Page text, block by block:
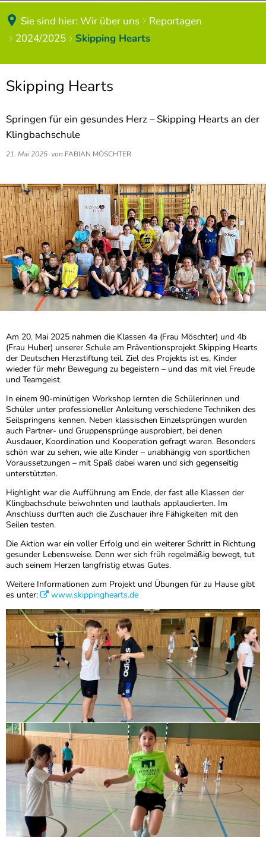
2021/2022
Forscherwerkstatt
Digitale Welt
Kooperation mit den Kitas
Gottesdienste
Zirkusprojekte
Spendenaktionen
Impressionen
Schulbuchlisten
Materiallisten
Bildung und Teilhabe
Masernschutz
Hausordnung
Speisepläne
Elternbriefe
Sie sind hier: Wir über uns
Reportagen
2024/2025
Skipping Hearts
Skipping Hearts
Springen für ein gesundes Herz – Skipping Hearts an der
Klingbachschule
21. Mai 2025 von FABIAN MÖSCHTER
Am 20. Mai 2025 nahmen die Klassen 4a (Frau Möschter) und 4b
(Frau Huber) unserer Schule am Präventionsprojekt Skipping Hearts
der Deutschen Herzstiftung teil. Ziel des Projekts ist es, Kinder
wieder für mehr Bewegung zu begeistern – und das mit viel Freude
und Teamgeist.
In einem 90-minütigen Workshop lernten die Schülerinnen und
Schüler unter professioneller Anleitung verschiedene Techniken des
Seilspringens kennen. Neben klassischen Einzelsprüngen wurden
auch Partner- und Gruppensprünge ausprobiert, bei denen
Ausdauer, Koordination und Kooperation gefragt waren. Besonders
schön war zu sehen, wie alle Kinder – unabhängig von sportlichen
Voraussetzungen – mit Spaß dabei waren und sich gegenseitig
unterstützten.
Highlight war die Aufführung am Ende, der fast alle Klassen der
Klingbachschule beiwohnten und lauthals applaudierten. Im
Anschluss durften auch die Zuschauer ihre Fähigkeiten mit den
Seilen testen.
Die Aktion war ein voller Erfolg und ein weiterer Schritt in Richtung
gesunder Lebensweise. Denn wer sich früh regelmäßig bewegt, tut
auch seinem Herzen langfristig etwas Gutes.
Weitere Informationen zum Projekt und Übungen für zu Hause gibt
es unter:
www.skippinghearts.de